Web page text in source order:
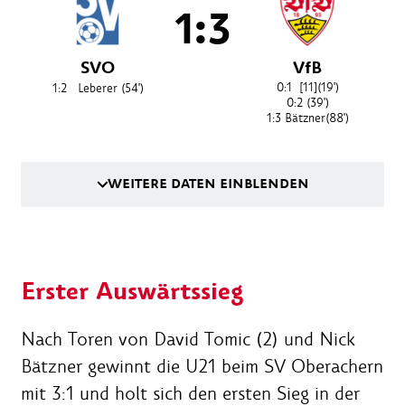
SVO
1:2 Leberer(54')
1:3
VfB
0:1 [11](19')
0:2 (39')
1:3 Bätzner(88')
WEITERE DATEN EINBLENDEN
Erster Auswärtssieg
Nach Toren von David Tomic (2) und Nick
Bätzner gewinnt die U21 beim SV Oberachern
mit 3:1 und holt sich den ersten Sieg in der